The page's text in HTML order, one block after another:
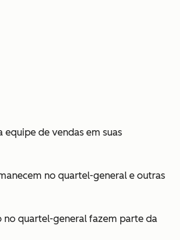
de vendas em suas
no quartel-general e outras
no quartel-general fazem parte da